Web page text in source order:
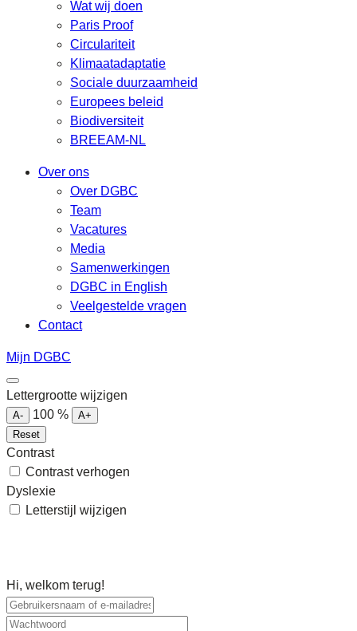
Wat wij doen
Paris Proof
Circulariteit
Klimaatadaptatie
Sociale duurzaamheid
Europees beleid
Biodiversiteit
BREEAM-NL
Over ons
Over DGBC
Team
Vacatures
Media
Samenwerkingen
DGBC in English
Veelgestelde vragen
Contact
Mijn DGBC
Lettergrootte wijzigen
A- 100 %
A+
Reset
Contrast
Contrast verhogen
Dyslexie
Letterstijl wijzigen
Hi, welkom terug!